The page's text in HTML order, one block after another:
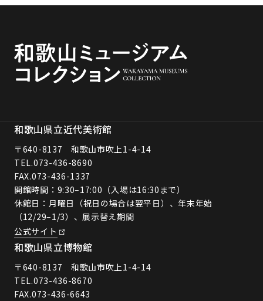
和歌山県立近代美術館
〒640-8137 和歌山市吹上1-4-14
TEL.073-436-8690
FAX.073-436-1337
開館時間：9:30–17:00（入場は16:30まで）
休館日：月曜日（祝日の場合は翌平日）、年末年始
（12/29–1/3）、展示替え期間
公式サイト
和歌山県立博物館
〒640-8137 和歌山市吹上1-4-14
TEL.073-436-8670
FAX.073-436-6643